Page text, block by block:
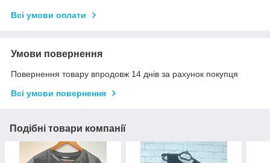
Всі умови оплати
Умови повернення
Повернення товару впродовж 14 днів за рахунок покупця
Всі умови повернення
Подібні товари компанії